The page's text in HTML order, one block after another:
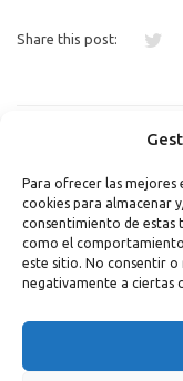
Para ofrecer las mejores
cookies para almacenar
consentimiento de estas
como el
este sitio. No consentir
negativamente a ciertas
Share this post:
YOIGO, EN APUROS
Comments are
Copyright